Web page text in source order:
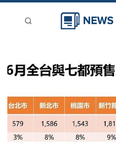
新聞稿分類
刊登